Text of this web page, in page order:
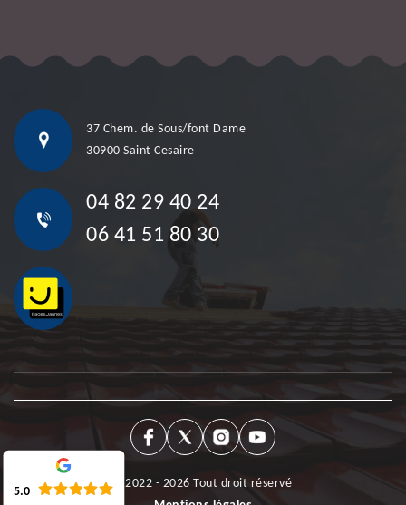
37 Chem. de Sous/font Dame
30900 Saint Cesaire
04 82 29 40 24
06 41 51 80 30
©2022 - 2026 Tout droit réservé
5.0